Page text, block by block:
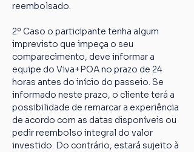
reembolsado.
2º Caso o participante tenha algum
imprevisto que impeça o seu
comparecimento, deve informar a
equipe do Viva+POA no prazo de 24
horas antes do início do passeio. Se
informado neste prazo, o cliente terá a
possibilidade de remarcar a experiência
de acordo com as datas disponíveis ou
pedir reembolso integral do valor
investido. Do contrário, estará sujeito à